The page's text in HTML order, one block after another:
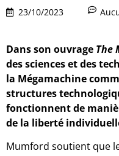
23/10/2023
Dans son ouvrage The
des sciences et des
la Mégamachine
structures
fonctionnent de
de la liberté
Mumford soutient que